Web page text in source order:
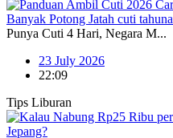
Punya Cuti 4 Hari, Negara M...
23 July 2026
22:09
Tips Liburan